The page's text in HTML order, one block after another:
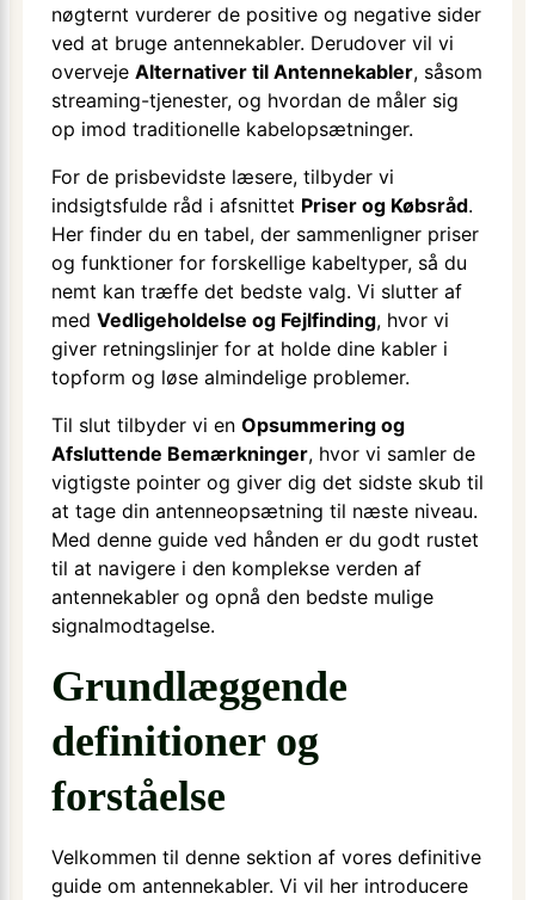
nøgternt vurderer de positive og negative sider
ved at bruge antennekabler. Derudover vil vi
overveje Alternativer til Antennekabler, såsom
streaming-tjenester, og hvordan de måler sig
op imod traditionelle kabelopsætninger.
For de prisbevidste læsere, tilbyder vi
indsigtsfulde råd i afsnittet Priser og Købsråd.
Her finder du en tabel, der sammenligner priser
og funktioner for forskellige kabeltyper, så du
nemt kan træffe det bedste valg. Vi slutter af
med Vedligeholdelse og Fejlfinding, hvor vi
giver retningslinjer for at holde dine kabler i
topform og løse almindelige problemer.
Til slut tilbyder vi en Opsummering og
Afsluttende Bemærkninger, hvor vi samler de
vigtigste pointer og giver dig det sidste skub til
at tage din antenneopsætning til næste niveau.
Med denne guide ved hånden er du godt rustet
til at navigere i den komplekse verden af
antennekabler og opnå den bedste mulige
signalmodtagelse.
Grundlæggende
definitioner og
forståelse
Velkommen til denne sektion af vores definitive
guide om antennekabler. Vi vil her introducere